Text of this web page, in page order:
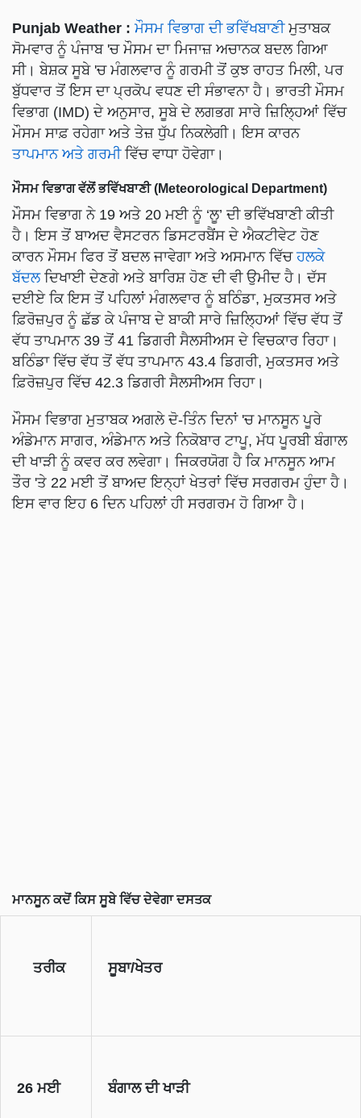
Punjab Weather : ਮੌਸਮ ਵਿਭਾਗ ਦੀ ਭਵਿੱਖਬਾਣੀਮੁਤਾਬਕ
ਸੋਮਵਾਰ ਨੂੰ ਪੰਜਾਬ 'ਚ ਮੌਸਮ ਦਾ ਮਿਜਾਜ਼ ਅਚਾਨਕ ਬਦਲ ਗਿਆ
ਸੀ। ਬੇਸ਼ਕ ਸੂਬੇ 'ਚ ਮੰਗਲਵਾਰ ਨੂੰ ਗਰਮੀ ਤੋਂ ਕੁਝ ਰਾਹਤ ਮਿਲੀ, ਪਰ
ਬੁੱਧਵਾਰ ਤੋਂ ਇਸ ਦਾ ਪ੍ਰਕੋਪ ਵਧਣ ਦੀ ਸੰਭਾਵਨਾ ਹੈ। ਭਾਰਤੀ ਮੌਸਮ
ਵਿਭਾਗ (IMD) ਦੇ ਅਨੁਸਾਰ, ਸੂਬੇ ਦੇ ਲਗਭਗ ਸਾਰੇ ਜ਼ਿਲ੍ਹਿਆਂ ਵਿੱਚ
ਮੌਸਮ ਸਾਫ਼ ਰਹੇਗਾ ਅਤੇ ਤੇਜ਼ ਧੁੱਪ ਨਿਕਲੇਗੀ। ਇਸ ਕਾਰਨ
ਤਾਪਮਾਨ ਅਤੇ ਗਰਮੀਵਿੱਚ ਵਾਧਾ ਹੋਵੇਗਾ।
ਮੌਸਮ ਵਿਭਾਗ ਵੱਲੋਂ ਭਵਿੱਖਬਾਣੀ (Meteorological Department)
ਮੌਸਮ ਵਿਭਾਗ ਨੇ 19 ਅਤੇ 20 ਮਈ ਨੂੰ ‘ਲੂ’ ਦੀ ਭਵਿੱਖਬਾਣੀ ਕੀਤੀ
ਹੈ। ਇਸ ਤੋਂ ਬਾਅਦ ਵੈਸਟਰਨ ਡਿਸਟਰਬੈਂਸ ਦੇ ਐਕਟੀਵੇਟ ਹੋਣ
ਕਾਰਨ ਮੌਸਮ ਫਿਰ ਤੋਂ ਬਦਲ ਜਾਵੇਗਾ ਅਤੇ ਅਸਮਾਨ ਵਿੱਚਹਲਕੇ
ਬੱਦਲਦਿਖਾਈ ਦੇਣਗੇ ਅਤੇ ਬਾਰਿਸ਼ ਹੋਣ ਦੀ ਵੀ ਉਮੀਦ ਹੈ। ਦੱਸ
ਦਈਏ ਕਿ ਇਸ ਤੋਂ ਪਹਿਲਾਂ ਮੰਗਲਵਾਰ ਨੂੰ ਬਠਿੰਡਾ, ਮੁਕਤਸਰ ਅਤੇ
ਫ਼ਿਰੋਜ਼ਪੁਰ ਨੂੰ ਛੱਡ ਕੇ ਪੰਜਾਬ ਦੇ ਬਾਕੀ ਸਾਰੇ ਜ਼ਿਲ੍ਹਿਆਂ ਵਿੱਚ ਵੱਧ ਤੋਂ
ਵੱਧ ਤਾਪਮਾਨ 39 ਤੋਂ 41 ਡਿਗਰੀ ਸੈਲਸੀਅਸ ਦੇ ਵਿਚਕਾਰ ਰਿਹਾ।
ਬਠਿੰਡਾ ਵਿੱਚ ਵੱਧ ਤੋਂ ਵੱਧ ਤਾਪਮਾਨ 43.4 ਡਿਗਰੀ, ਮੁਕਤਸਰ ਅਤੇ
ਫ਼ਿਰੋਜ਼ਪੁਰ ਵਿੱਚ 42.3 ਡਿਗਰੀ ਸੈਲਸੀਅਸ ਰਿਹਾ।
ਮੌਸਮ ਵਿਭਾਗ ਮੁਤਾਬਕ ਅਗਲੇ ਦੋ-ਤਿੰਨ ਦਿਨਾਂ 'ਚ ਮਾਨਸੂਨ ਪੂਰੇ
ਅੰਡੇਮਾਨ ਸਾਗਰ, ਅੰਡੇਮਾਨ ਅਤੇ ਨਿਕੋਬਾਰ ਟਾਪੂ, ਮੱਧ ਪੂਰਬੀ ਬੰਗਾਲ
ਦੀ ਖਾੜੀ ਨੂੰ ਕਵਰ ਕਰ ਲਵੇਗਾ। ਜਿਕਰਯੋਗ ਹੈ ਕਿ ਮਾਨਸੂਨ ਆਮ
ਤੌਰ 'ਤੇ 22 ਮਈ ਤੋਂ ਬਾਅਦ ਇਨ੍ਹਾਂ ਖੇਤਰਾਂ ਵਿੱਚ ਸਰਗਰਮ ਹੁੰਦਾ ਹੈ।
ਇਸ ਵਾਰ ਇਹ 6 ਦਿਨ ਪਹਿਲਾਂ ਹੀ ਸਰਗਰਮ ਹੋ ਗਿਆ ਹੈ।
ਮਾਨਸੂਨ ਕਦੋਂ ਕਿਸ ਸੂਬੇ ਵਿੱਚ ਦੇਵੇਗਾ ਦਸਤਕ
ਤਰੀਕ ਸੂਬਾ/ਖੇਤਰ
26 ਮਈ ਬੰਗਾਲ ਦੀ ਖਾੜੀ